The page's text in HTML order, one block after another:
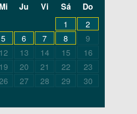
Mi Ju Vi Sá Do
1
2
5 6 7 8
9
12 13 14 15
16
19 20 21 22
23
26 27 28 29
30